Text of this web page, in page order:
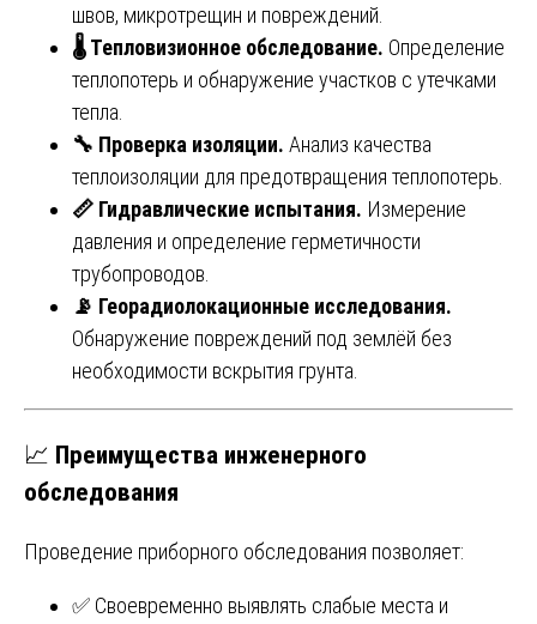
швов, микротрещин и повреждений.
🌡 Тепловизионное обследование. Определение
теплопотерь и обнаружение участков с утечками
тепла.
🔧 Проверка изоляции. Анализ качества
теплоизоляции для предотвращения теплопотерь.
📏 Гидравлические испытания. Измерение
давления и определение герметичности
трубопроводов.
📡 Георадиолокационные исследования.
Обнаружение повреждений под землёй без
необходимости вскрытия грунта.
📈 Преимущества инженерного
обследования
Проведение приборного обследования позволяет:
✅ Своевременно выявлять слабые места и